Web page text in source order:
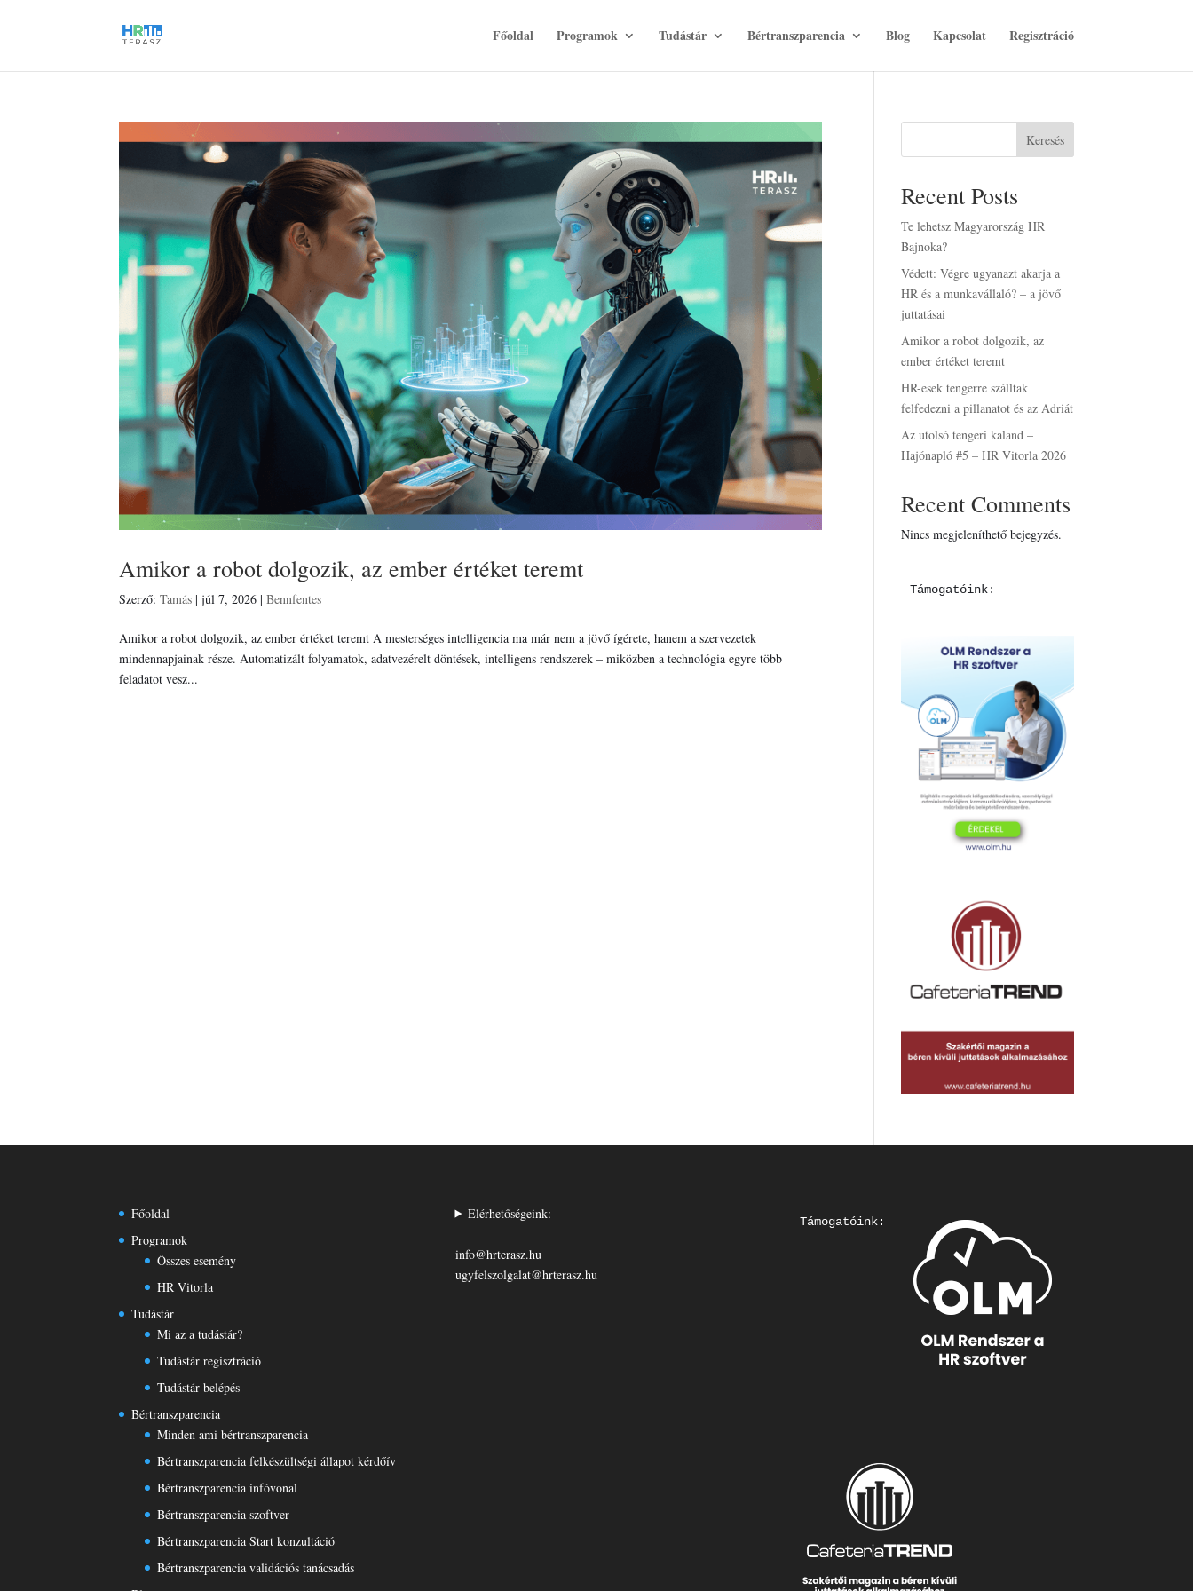
Főoldal Programok Tudástár Bértranszparencia Blog Kapcsolat Regisztráció
Amikor a robot dolgozik, az ember értéket teremt
Szerző:Tamás |júl 7, 2026 |Bennfentes
Amikor a robot dolgozik, az ember értéket teremt A mesterséges intelligencia ma már nem a jövő ígérete, hanem a szervezetek
mindennapjainak része. Automatizált folyamatok, adatvezérelt döntések, intelligens rendszerek – miközben a technológia egyre több
feladatot vesz...
Keresés
Recent Posts
Te lehetsz Magyarország HR
Bajnoka?
Védett: Végre ugyanazt akarja a
HR és a munkavállaló? – a jövő
juttatásai
Amikor a robot dolgozik, az
ember értéket teremt
HR-esek tengerre szálltak
felfedezni a pillanatot és az Adriát
Az utolsó tengeri kaland –
Hajónapló #5 – HR Vitorla 2026
Recent Comments
Nincs megjeleníthető bejegyzés.
Támogatóink:
Főoldal
Programok
Összes esemény
HR Vitorla
Tudástár
Mi az a tudástár?
Tudástár regisztráció
Tudástár belépés
Bértranszparencia
Minden ami bértranszparencia
Bértranszparencia felkészültségi állapot kérdőív
Bértranszparencia infóvonal
Bértranszparencia szoftver
Bértranszparencia Start konzultáció
Bértranszparencia validációs tanácsadás
Elérhetőségeink:
info@hrterasz.hu
ugyfelszolgalat@hrterasz.hu
Támogatóink: